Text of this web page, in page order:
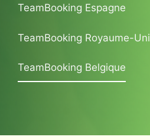
TeamBooking Espagne
TeamBooking Royaume-Uni
TeamBooking Belgique